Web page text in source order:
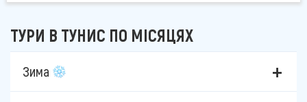
ТУРИ В ТУНИС ПО МІСЯЦЯХ
Зима